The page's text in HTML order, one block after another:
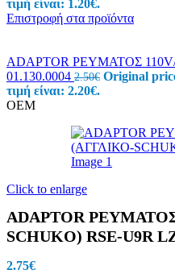
τιμή είναι: 1.20€.
Επιστροφή στα προϊόντα
ADAPTOR ΡΕΥΜΑΤΟΣ 110V/
01.130.0004 2.50€ Original
τιμή είναι: 2.20€.
OEM
Click to enlarge
ADAPTOR
SCHUKO) RSE-U9R
2.75€